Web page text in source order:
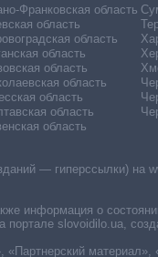
Франковская область
область
область
область
область
область
область
область
область
— гиперссылки) на
информация о
slovoidilo.ua,
материал»,